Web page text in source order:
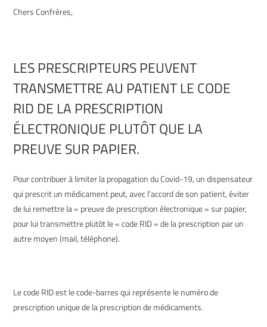
Chers Confrères,
LES PRESCRIPTEURS PEUVENT
TRANSMETTRE AU PATIENT LE CODE
RID DE LA PRESCRIPTION
ÉLECTRONIQUE PLUTÔT QUE LA
PREUVE SUR PAPIER.
Pour contribuer à limiter la propagation du Covid-19, un dispensateur
qui prescrit un médicament peut, avec l’accord de son patient, éviter
de lui remettre la « preuve de prescription électronique » sur papier,
pour lui transmettre plutôt le « code RID » de la prescription par un
autre moyen (mail, téléphone).
Le code RID est le code-barres qui représente le numéro de
prescription unique de la prescription de médicaments.